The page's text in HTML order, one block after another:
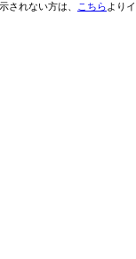
されない方は、
こちら より